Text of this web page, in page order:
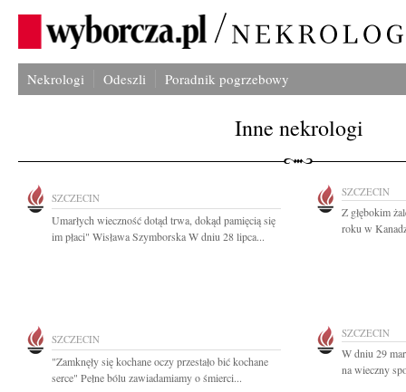
Nekrologi Odeszli Poradnik pogrzebowy
Inne nekrologi
SZCZECIN
Umarłych wieczność dotąd trwa, dokąd pamięcią się
im płaci" Wisława Szymborska W dniu 28 lipca...
SZCZECIN
Z głębokim
roku w
SZCZECIN
"Zamknęły się kochane oczy przestało bić kochane
serce" Pełne bólu zawiadamiamy o śmierci...
SZCZECIN
W dniu 29
na wieczny